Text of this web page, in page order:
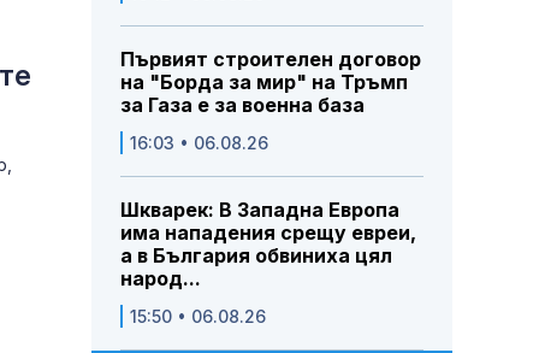
Първият строителен договор
на "Борда за мир" на Тръмп
за Газа е за военна база
16:03 • 06.08.26
Шкварек: В Западна Европа
има нападения срещу евреи,
а в България обвиниха цял
народ...
15:50 • 06.08.26